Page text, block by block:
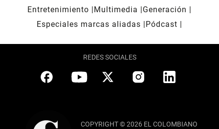
Entretenimiento
Multimedia
Generación
Especiales marcas aliadas
Pódcast
REDES SOCIALES
COPYRIGHT © 2026 EL COLOMBIANO